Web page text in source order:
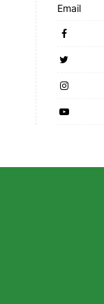
Email